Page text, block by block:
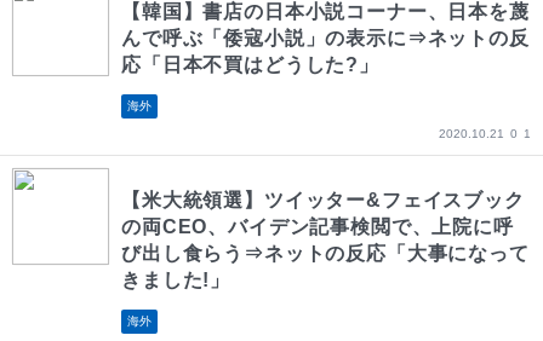
【韓国】書店の日本小説コーナー、日本を蔑
んで呼ぶ「倭寇小説」の表示に⇒ネットの反
応「日本不買はどうした?」
海外
2020.10.21 0 1
【米大統領選】ツイッター&フェイスブック
の両CEO、バイデン記事検閲で、上院に呼
び出し食らう⇒ネットの反応「大事になって
きました!」
海外